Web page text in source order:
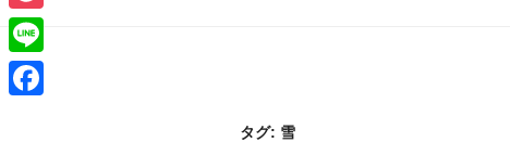
プ
タグ: 雪
Pocket
Line